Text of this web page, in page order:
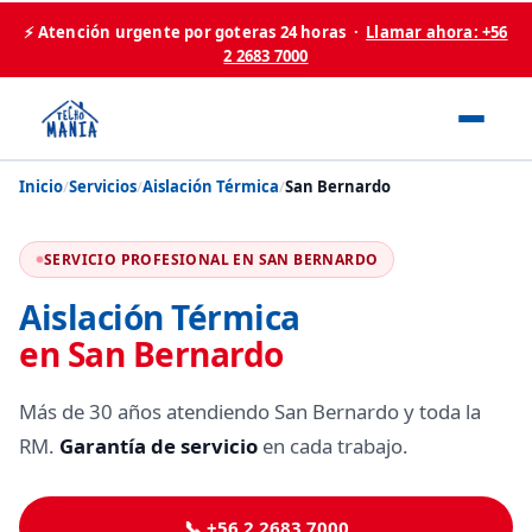
⚡ Atención urgente por goteras 24 horas · Llamar ahora: +56
2 2683 7000
Inicio/Servicios/Aislación Térmica/San Bernardo
SERVICIO PROFESIONAL EN SAN BERNARDO
Aislación Térmica
en San Bernardo
Más de 30 años atendiendo San Bernardo y toda la
RM. Garantía de servicio en cada trabajo.
📞 +56 2 2683 7000